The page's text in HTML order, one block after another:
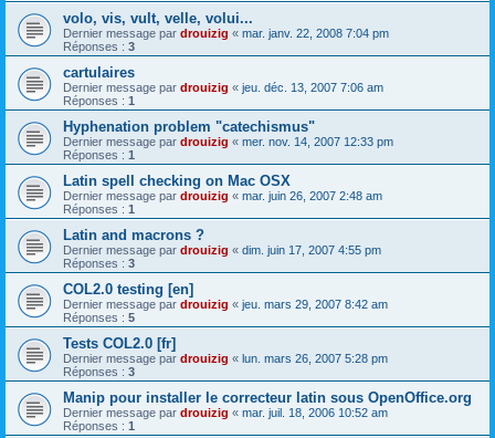
volo, vis, vult, velle, volui...
Dernier message par drouizig « mar. janv. 22, 2008 7:04 pm
Réponses : 3
cartulaires
Dernier message par drouizig « jeu. déc. 13, 2007 7:06 am
Réponses : 1
Hyphenation problem "catechismus"
Dernier message par drouizig « mer. nov. 14, 2007 12:33 pm
Réponses : 1
Latin spell checking on Mac OSX
Dernier message par drouizig « mar. juin 26, 2007 2:48 am
Réponses : 1
Latin and macrons ?
Dernier message par drouizig « dim. juin 17, 2007 4:55 pm
Réponses : 3
COL2.0 testing [en]
Dernier message par drouizig « jeu. mars 29, 2007 8:42 am
Réponses : 5
Tests COL2.0 [fr]
Dernier message par drouizig « lun. mars 26, 2007 5:28 pm
Réponses : 3
Manip pour installer le correcteur latin sous OpenOffice.org
Dernier message par drouizig « mar. juil. 18, 2006 10:52 am
Réponses : 1